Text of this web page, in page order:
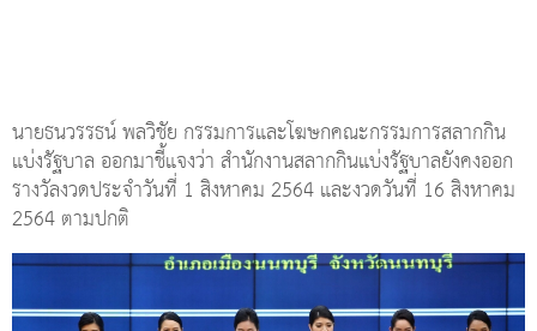
นายธนวรรธน์ พลวิชัย กรรมการและโฆษกคณะกรรมการสลากกิน
แบ่งรัฐบาล ออกมาชี้แจงว่า สำนักงานสลากกินแบ่งรัฐบาลยังคงออก
รางวัลงวดประจำวันที่ 1 สิงหาคม 2564 และงวดวันที่ 16 สิงหาคม
2564 ตามปกติ